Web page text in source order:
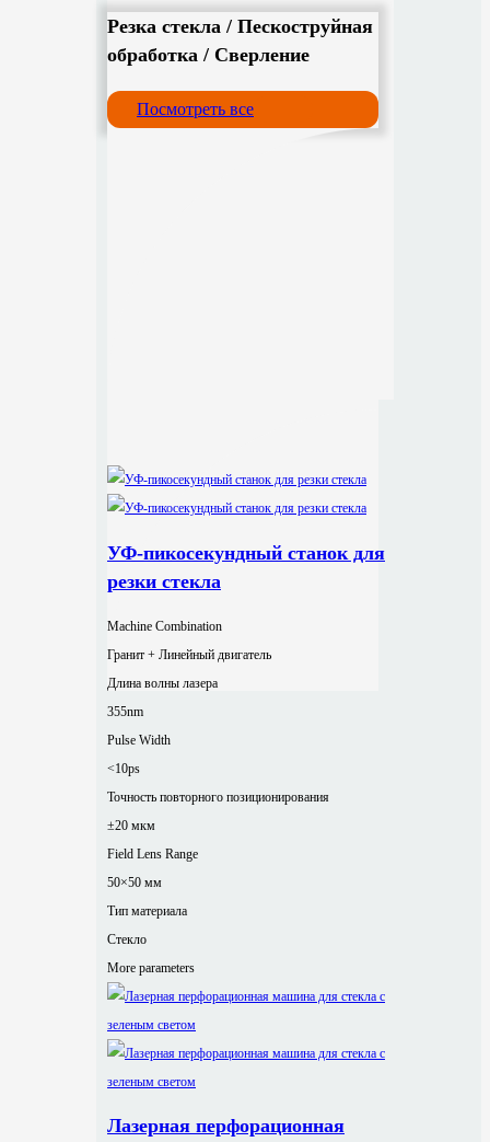
Резка стекла / Пескоструйная
обработка / Сверление
Посмотреть все
УФ-пикосекундный станок для
резки стекла
Machine Combination
Гранит + Линейный двигатель
Длина волны лазера
355nm
Pulse Width
<10ps
Точность повторного позиционирования
±20 мкм
Field Lens Range
50×50 мм
Тип материала
Стекло
More parameters
Лазерная перфорационная